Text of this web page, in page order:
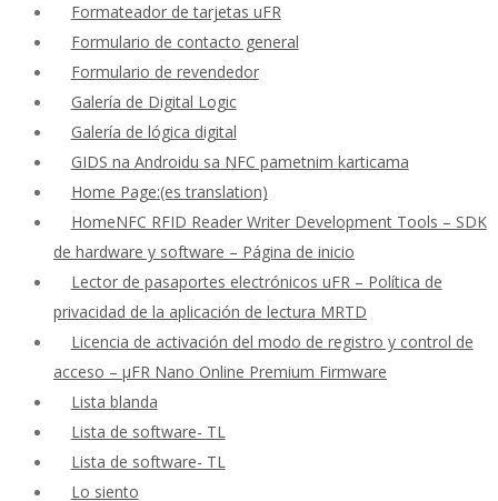
Formateador de tarjetas uFR
Formulario de contacto general
Formulario de revendedor
Galería de Digital Logic
Galería de lógica digital
GIDS na Androidu sa NFC pametnim karticama
Home Page:(es translation)
HomeNFC RFID Reader Writer Development Tools – SDK
de hardware y software – Página de inicio
Lector de pasaportes electrónicos uFR – Política de
privacidad de la aplicación de lectura MRTD
Licencia de activación del modo de registro y control de
acceso – μFR Nano Online Premium Firmware
Lista blanda
Lista de software- TL
Lista de software- TL
Lo siento